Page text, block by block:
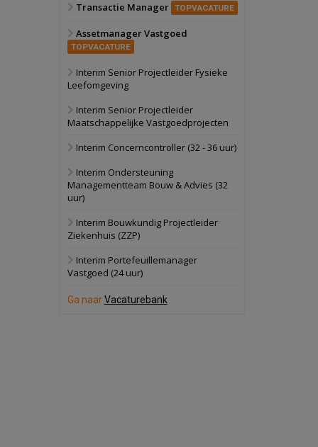
22 september 2026
28 september 2026
Grootschalig
bedrijventerrein
Bekijk
Schuinesloot
27 augustus 2026 Binnenvaartschip
17 september 2026
17 september 2026
Voormalig
Transactie Manager TOPVACATURE
Assetmanager Vastgoed
TOPVACATURE
Interim Senior Projectleider Fysieke
Leefomgeving
Interim Senior Projectleider
Maatschappelijke Vastgoedprojecten
Interim Concerncontroller (32 - 36 uur)
Interim Ondersteuning
Managementteam Bouw & Advies (32
uur)
Interim Bouwkundig Projectleider
Ziekenhuis (ZZP)
Interim Portefeuillemanager
Vastgoed (24 uur)
Ga naarVacaturebank